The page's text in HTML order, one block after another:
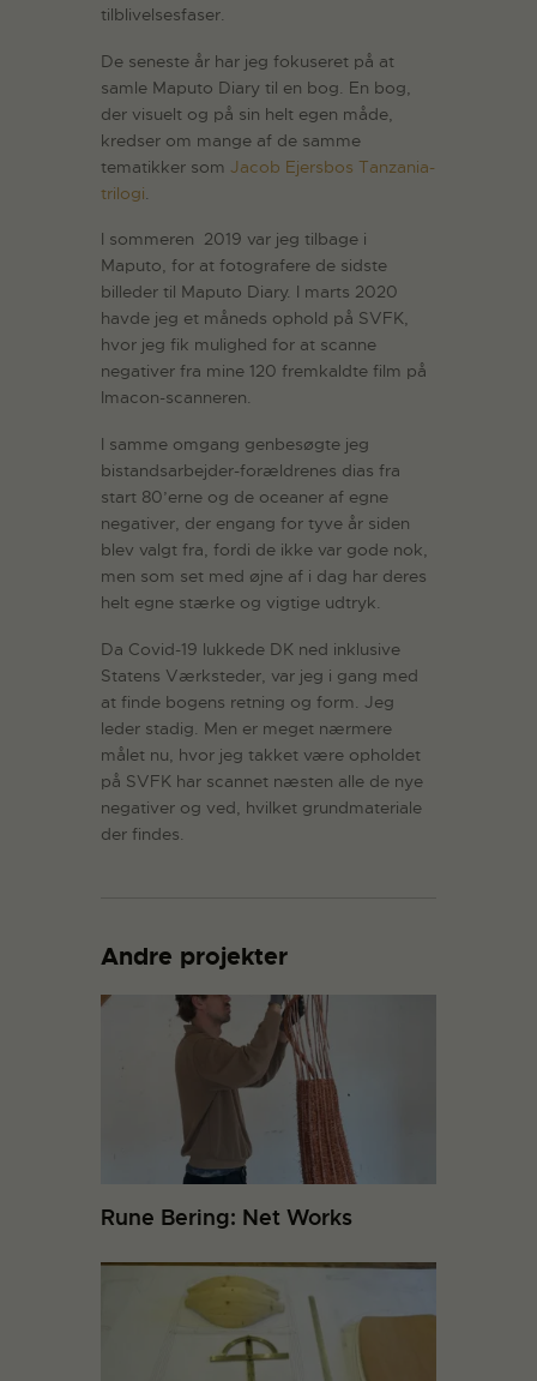
tilblivelsesfaser.
De seneste år har jeg fokuseret på at
samle Maputo Diary til en bog. En bog,
der visuelt og på sin helt egen måde,
kredser om mange af de samme
tematikker som Jacob Ejersbos Tanzania-
trilogi.
I sommeren 2019 var jeg tilbage i
Maputo, for at fotografere de sidste
billeder til Maputo Diary. I marts 2020
havde jeg et måneds ophold på SVFK,
hvor jeg fik mulighed for at scanne
negativer fra mine 120 fremkaldte film på
Imacon-scanneren.
I samme omgang genbesøgte jeg
bistandsarbejder-forældrenes dias fra
start 80’erne og de oceaner af egne
negativer, der engang for tyve år siden
blev valgt fra, fordi de ikke var gode nok,
men som set med øjne af i dag har deres
helt egne stærke og vigtige udtryk.
Da Covid-19 lukkede DK ned inklusive
Statens Værksteder, var jeg i gang med
at finde bogens retning og form. Jeg
leder stadig. Men er meget nærmere
målet nu, hvor jeg takket være opholdet
på SVFK har scannet næsten alle de nye
negativer og ved, hvilket grundmateriale
der findes.
Andre projekter
Rune Bering: Net Works